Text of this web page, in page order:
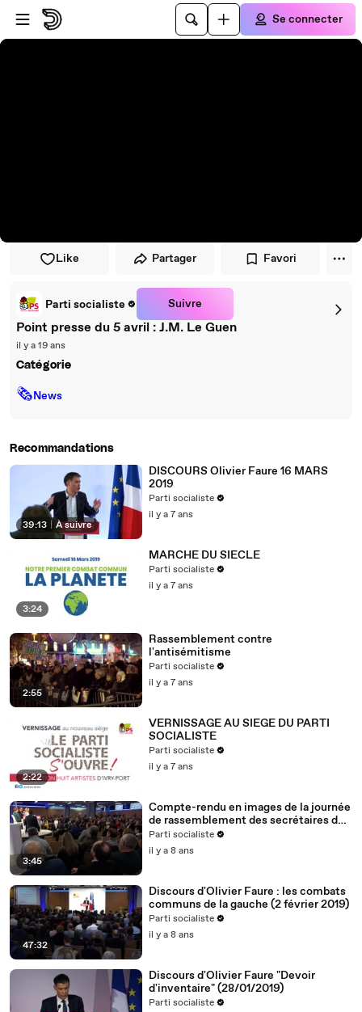
Passer au player
Passer au contenu principal
Se connecter
Like Partager Favori
Parti socialiste Suivre
Point presse du 5 avril : J.M. Le Guen
il y a 19 ans
Catégorie
🗞News
Recommandations
39:13 À suivre
DISCOURS Olivier Faure 16 MARS
2019
Parti socialiste
il y a 7 ans
3:24
MARCHE DU SIECLE
Parti socialiste
il y a 7 ans
2:55
Rassemblement contre
l'antisémitisme
Parti socialiste
il y a 7 ans
2:22
VERNISSAGE AU SIEGE DU PARTI
SOCIALISTE
Parti socialiste
il y a 7 ans
3:45
Compte-rendu en images de la journée
de rassemblement des secrétaires de
section (2.2.19)
Parti socialiste
il y a 8 ans
47:32
Discours d'Olivier Faure : les combats
communs de la gauche (2 février 2019)
Parti socialiste
il y a 8 ans
Discours d'Olivier Faure "Devoir
d'inventaire" (28/01/2019)
Parti socialiste